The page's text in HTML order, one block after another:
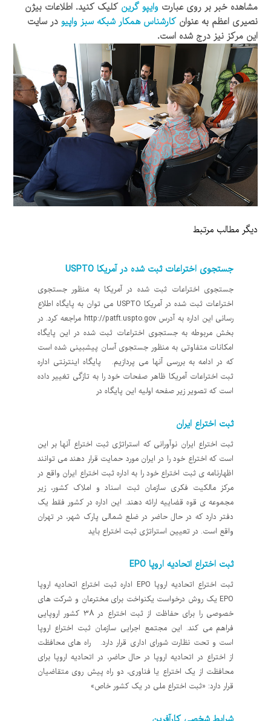
مشاهده خبر بر روی عبارت وایپو گرین کلیک کنید. اطلاعات بیژن
نصیری اعظم به عنوانکارشناس همکار شبکه سبز واپیو در سایت
این مرکز نیز درج شده است.
دیگر مطالب مرتبط
جستجوی اختراعات ثبت شده در آمریکا USPTO
جستجوی اختراعات ثبت شده در آمریکا به منظور جستجوی
اختراعات ثبت شده در آمریکا USPTO می توان به پایگاه اطلاع
رسانی این اداره به آدرس http://patft.uspto.gov مراجعه کرد. در
بخش مربوطه به جستجوی اختراعات ثبت شده در این پایگاه
امکانات متفاوتی به منظور جستجوی آسان پیشبینی شده است
که در ادامه به بررسی آنها می پردازیم. پایگاه اینترنتی اداره
ثبت اختراعات آمریکا ظاهر صفحات خود را به تازگی تغییر داده
است که تصویر زیر صفحه اولیه این پایگاه در
ثبت اختراع ایران
ثبت اختراع ایران نوآورانی که استراتژی ثبت اختراع آنها بر این
است که اختراع خود را در ایران مورد حمایت قرار دهند می توانند
اظهارنامه ی ثبت اختراع خود را به اداره ثبت اختراع ایران واقع در
مرکز مالکیت فکری سازمان ثبت اسناد و املاک کشور، زیر
مجموعه ی قوه قضاییه ارائه دهند. این اداره در کشور فقط یک
دفتر دارد که در حال حاضر در ضلع شمالی پارک شهر، در تهران
واقع است. در تعیین استراتژی ثبت اختراع باید
ثبت اختراع اتحادیه اروپا EPO
ثبت اختراع اتحادیه اروپا EPO اداره ثبت اختراع اتحادیه اروپا
EPO یک روش درخواست یکنواخت برای مخترعان و شرکت های
خصوصی را برای حفاظت از ثبت اختراع در 38 کشور اروپایی
فراهم می کند. این مجتمع اجرایی سازمان ثبت اختراع اروپا
است و تحت نظارت شورای اداری قرار دارد. راه های محافظت
از اختراع در اتحادیه اروپا در حال حاضر، در اتحادیه اروپا برای
محافظت از یک اختراع یا فناوری، دو راه پیش روی متقاضیان
قرار دارد: «ثبت اختراع ملی در یک کشور خاص»